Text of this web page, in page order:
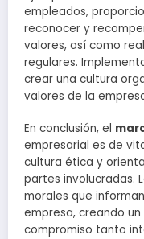
empleados,
reconocer y
valores, así como
regulares.
crear una cultura
valores de la
En conclusión, el
empresarial es de
cultura ética y
partes involucradas.
morales que
empresa, creando
compromiso tanto